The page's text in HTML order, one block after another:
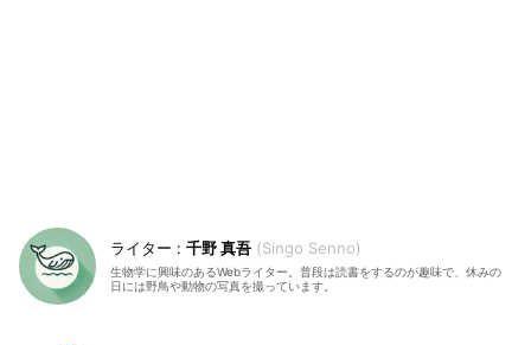
千野 真吾 Singo Senno
生物学に興味のあるWebライター。普段は読書をするのが趣味で、休みの
日には野鳥や動物の写真を撮っています。